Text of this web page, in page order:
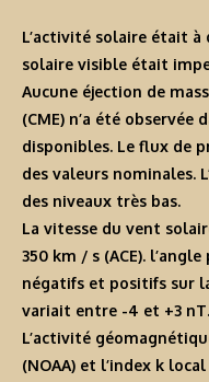
L’activité solaire était à
solaire visible était
Aucune éjection de
(CME) n’a été
disponibles. Le flux de
des valeurs nominales.
des niveaux très bas.
La vitesse du vent
350 km / s (ACE).
négatifs et positifs sur
variait entre -4 et +3 nT.
L’activité
(NOAA) et l’index k